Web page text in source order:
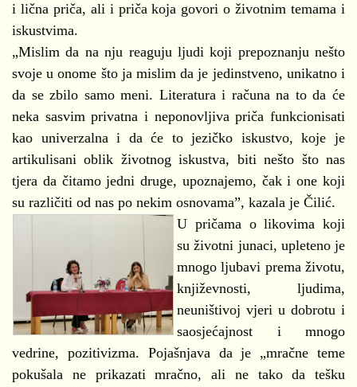
i lična priča, ali i priča koja govori o životnim temama i
iskustvima.
„Mislim da na nju reaguju ljudi koji prepoznanju nešto
svoje u onome što ja mislim da je jedinstveno, unikatno i
da se zbilo samo meni. Literatura i računa na to da će
neka sasvim privatna i neponovljiva priča funkcionisati
kao univerzalna i da će to jezičko iskustvo, koje je
artikulisani oblik životnog iskustva, biti nešto što nas
tjera da čitamo jedni druge, upoznajemo, čak i one koji
su različiti od nas po nekim osnovama”, kazala je Čilić.
U pričama o likovima koji
su životni junaci, upleteno je
mnogo ljubavi prema životu,
književnosti, ljudima,
neuništivoj vjeri u dobrotu i
saosjećajnost i mnogo
vedrine, pozitivizma. Pojašnjava da je „mračne teme
pokušala ne prikazati mračno, ali ne tako da tešku